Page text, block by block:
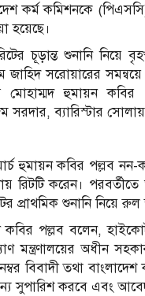
কর্ম কমিশনকে
হয়েছে।
চূড়ান্ত শুনানি নিয়ে
জাহিদ সরোয়ারের
মোহাম্মদ হুমায়ন
সরদার, ব্যারিস্টার
হুমায়ন কবির পল্লব নন-
রিটটি করেন।
প্রাথমিক শুনানি
পল্লব বলেন,
মন্ত্রণালয়ের অধীন
বিবাদী তথা
সুপারিশ করবে এবং